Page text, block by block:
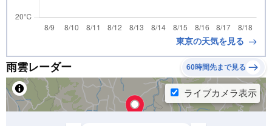
東京の天気を見る
雨雲レーダー 60時間先まで見る